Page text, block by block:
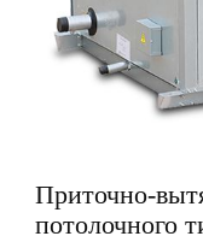
Приточно-
потолочного